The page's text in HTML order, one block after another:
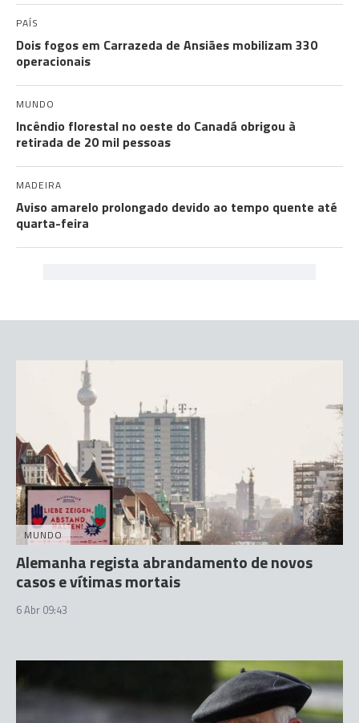
PAÍS
Dois fogos em Carrazeda de Ansiães mobilizam 330
operacionais
MUNDO
Incêndio florestal no oeste do Canadá obrigou à
retirada de 20 mil pessoas
MADEIRA
Aviso amarelo prolongado devido ao tempo quente até
quarta-feira
MUNDO
Alemanha regista abrandamento de novos
casos e vítimas mortais
6 Abr 09:43